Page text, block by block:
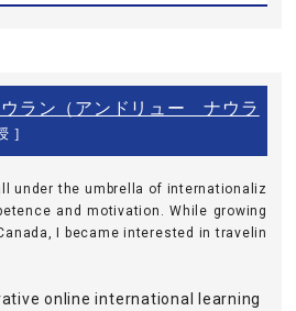
ラン（アンドリュー ナウラ
]
under the umbrella of internationaliz
and motivation. While growing
I became interested in travelin
online international learning